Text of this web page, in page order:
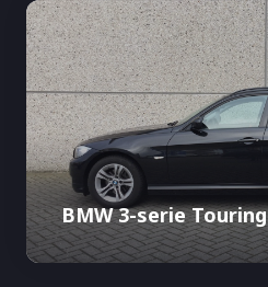
BMW 3-serie Touring